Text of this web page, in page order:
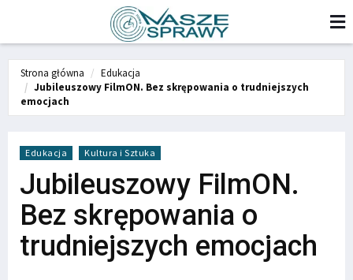
Strona główna
Edukacja
Jubileuszowy FilmON. Bez skrępowania o trudniejszych
emocjach
Edukacja Kultura i Sztuka
Jubileuszowy FilmON.
Bez skrępowania o
trudniejszych emocjach